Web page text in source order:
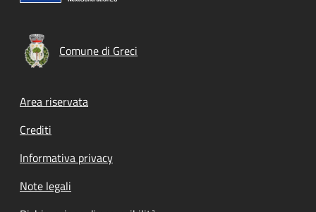
Comune di Greci
Footer menu
Area riservata
Crediti
Informativa privacy
Note legali